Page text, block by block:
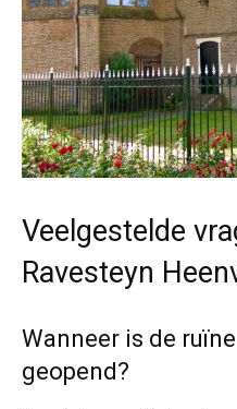
Veelgestelde
Ravesteyn
Wanneer is de
geopend?